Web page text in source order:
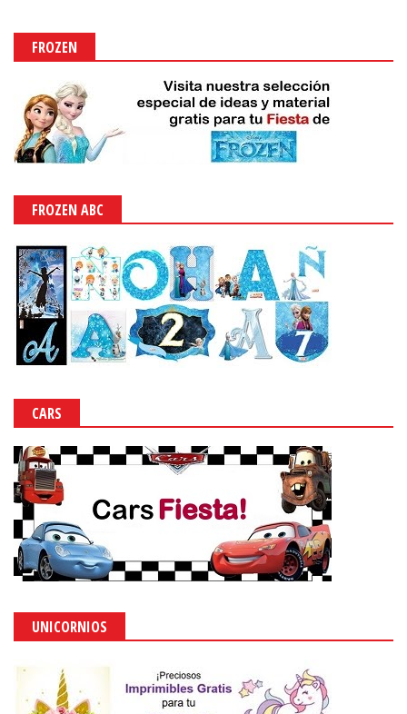
FROZEN
FROZEN ABC
CARS
UNICORNIOS